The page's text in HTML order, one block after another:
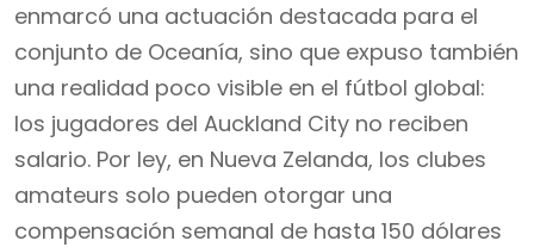
enmarcó una actuación destacada para el
conjunto de Oceanía, sino que expuso también
una realidad poco visible en el fútbol global:
los jugadores del Auckland City no reciben
salario. Por ley, en Nueva Zelanda, los clubes
amateurs solo pueden otorgar una
compensación semanal de hasta 150 dólares